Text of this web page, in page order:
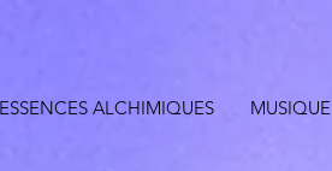
ESSENCES ALCHIMIQUES MUSIQUE